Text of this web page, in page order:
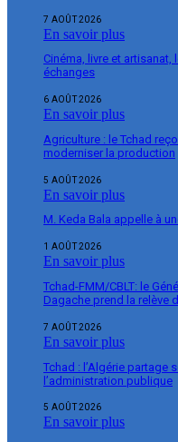
7 AOÛT 2026
En savoir plus
Cinéma, livre et artisanat,
échanges
6 AOÛT 2026
En savoir plus
Agriculture : le Tchad
moderniser la production
5 AOÛT 2026
En savoir plus
M. Keda Bala appelle à
1 AOÛT 2026
En savoir plus
Tchad-FMM/CBLT: le
Dagache prend la relève
7 AOÛT 2026
En savoir plus
Tchad : l’Algérie partage
l’administration publique
5 AOÛT 2026
En savoir plus